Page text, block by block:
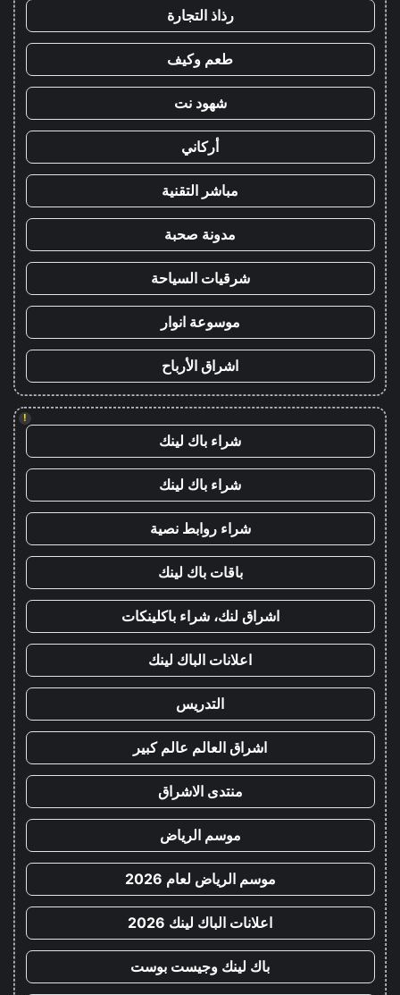
رذاذ التجارة
طعم وكيف
شهود نت
أركاني
مباشر التقنية
مدونة صحبة
شرقيات السياحة
موسوعة انوار
اشراق الأرباح
!
شراء باك لينك
شراء باك لينك
شراء روابط نصية
باقات باك لينك
اشراق لنك، شراء باكلينكات
اعلانات الباك لينك
التدريس
اشراق العالم عالم كبير
منتدى الاشراق
موسم الرياض
موسم الرياض لعام 2026
اعلانات الباك لينك 2026
باك لينك وجيست بوست